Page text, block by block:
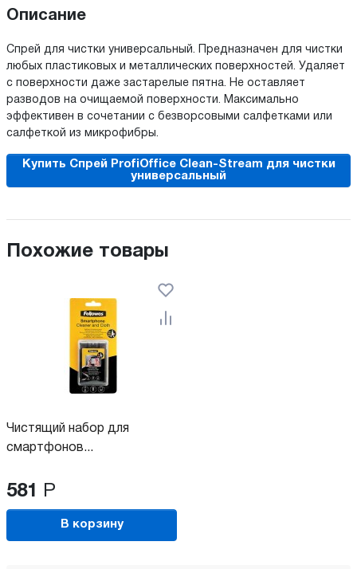
Описание
Спрей для чистки универсальный. Предназначен для чистки
любых пластиковых и металлических поверхностей. Удаляет
с поверхности даже застарелые пятна. Не оставляет
разводов на очищаемой поверхности. Максимально
эффективен в сочетании с безворсовыми салфетками или
салфеткой из микрофибры.
Купить Спрей ProfiOffice Clean-Stream для чистки
универсальный
Похожие товары
Чистящий набор для
смартфонов...
581 Р
В корзину